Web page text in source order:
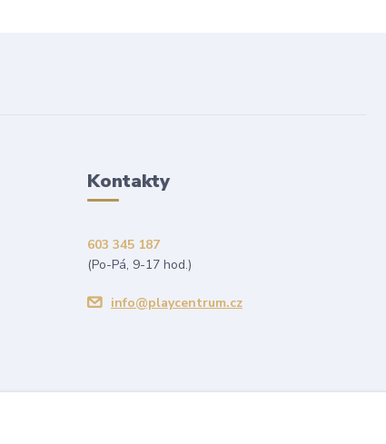
Kontakty
603 345 187
(Po-Pá, 9-17 hod.)
info@playcentrum.cz